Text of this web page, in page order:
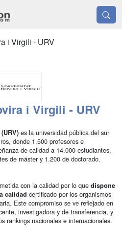
i Virgili - URV
i Virgili - URV
es la universidad pública del sur
donde 1.500 profesores e
de calidad a 14.000 estudiantes,
de máster y 1.200 de doctorado.
con la calidad por lo que dispone
calidad certificado por los organismos
Este compromiso se ve reflejado en
investigadora y de transferencia, y
rankings nacionales e internacionales.